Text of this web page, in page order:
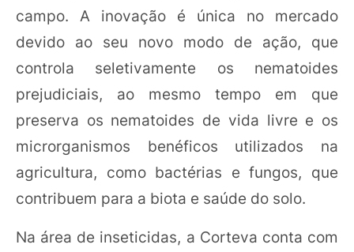
campo. A inovação é única no mercado
devido ao seu novo modo de ação, que
controla seletivamente os nematoides
prejudiciais, ao mesmo tempo em que
preserva os nematoides de vida livre e os
microrganismos benéficos utilizados na
agricultura, como bactérias e fungos, que
contribuem para a biota e saúde do solo.
Na área de inseticidas, a Corteva conta com